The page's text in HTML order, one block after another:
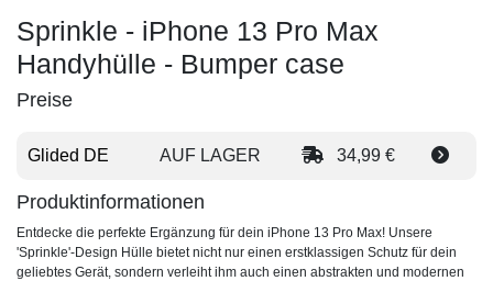
Sprinkle - iPhone 13 Pro Max
Handyhülle - Bumper case
Preise
Glided DE AUF LAGER 34,99 €
Produktinformationen
Entdecke die perfekte Ergänzung für dein iPhone 13 Pro Max! Unsere
'Sprinkle'-Design Hülle bietet nicht nur einen erstklassigen Schutz für dein
geliebtes Gerät, sondern verleiht ihm auch einen abstrakten und modernen